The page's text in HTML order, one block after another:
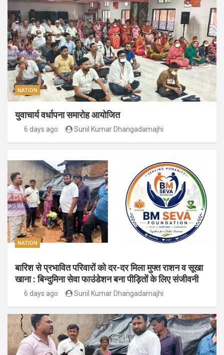
NATION
युवाचार्य वर्धापना समारोह आयोजित
6 days ago Sunil Kumar Dhangadamajhi
NATION
बारिश से प्रभावित परिवारों को दर-दर मिला मुफ्त राशन व सूखा
खाना : बिन्दुमिना सेवा फाउंडेशन बना पीड़ितों के लिए संजीवनी
6 days ago Sunil Kumar Dhangadamajhi